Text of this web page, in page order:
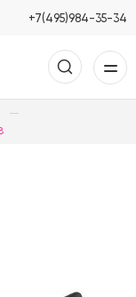
+7(495)984-35-34